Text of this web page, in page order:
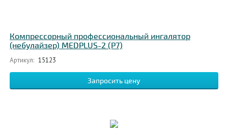
Компрессорный профессиональный ингалятор
(небулайзер) MEDPLUS-2 (P7)
Артикул: 15123
Запросить цену